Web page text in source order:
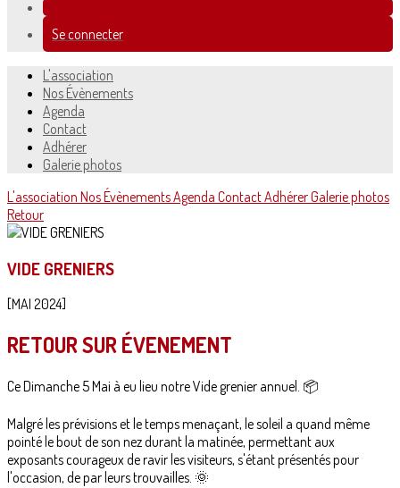
Se connecter
L'association
Nos Évènements
Agenda
Contact
Adhérer
Galerie photos
L'association Nos ÉvènementsAgenda ContactAdhérerGalerie photos
Retour
VIDE GRENIERS
[MAI 2024]
RETOUR SUR ÉVENEMENT
Ce Dimanche 5 Mai à eu lieu notre Vide grenier annuel. 📦
Malgré les prévisions et le temps menaçant, le soleil a quand même
pointé le bout de son nez durant la matinée, permettant aux
exposants courageux de ravir les visiteurs, s'étant présentés pour
l'occasion, de par leurs trouvailles. 🌞